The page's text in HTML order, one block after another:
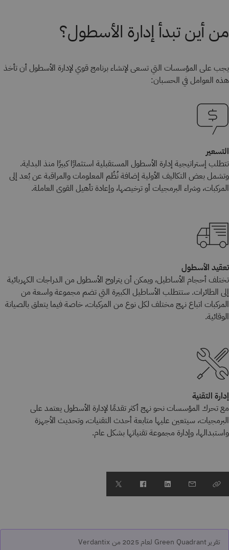
من أين تبدأ إدارة الأسطول؟
يجب على المؤسسات التي تسعى لإنشاء برنامج قوي لإدارة الأسطول أن تأخذ
هذه العوامل في الحسبان:
التسعير
تتطلب إستراتيجية إدارة الأسطول المستقبلية استثمارًا كبيرًا منذ البداية.
وتشمل بعض التكاليف الأولية إضافة نُظُم المعلومات والمراقبة عن بُعد إلى
المركبات، وشراء البرمجيات أو ترخيصها، وإعادة تأهيل القوى العاملة.
تعقيد الأسطول
تختلف أحجام الأساطيل، ويمكن أن يتراوح الأسطول من الدراجات الكهربائية
إلى الطائرات. ستتطلب الأساطيل الكبيرة التي تضم مجموعة واسعة من
المركبات اتباع نهج مختلف لكل نوع من المركبات، خاصة فيما يتعلق بالصيانة
الوقائية.
إدارة التقنية
مع تحرك المؤسسات نحو نهج أكثر تقدمًا لإدارة الأسطول يعتمد على
البرمجيات، سيتعين عليها متابعة أحدث التقنيات، وتحديث الأجهزة
واستبدالها، وإدارة مجموعة تقنياتها بشكل عام.
تقرير Green Quadrant لعام 2025 من Verdantix